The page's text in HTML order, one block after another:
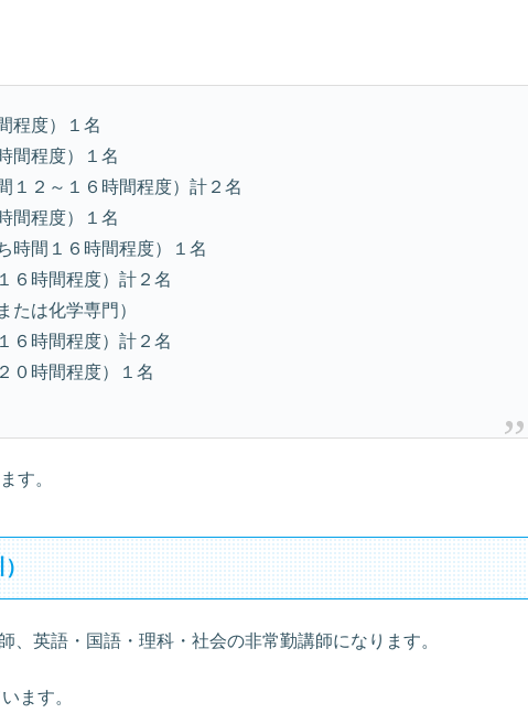
程度）１名
間程度）１名
１２～１６時間程度）計２名
間程度）１名
時間１６時間程度）１名
６時間程度）計２名
たは化学専門）
６時間程度）計２名
０時間程度）１名
す。
）
、英語・国語・理科・社会の非常勤講師になります。
ます。